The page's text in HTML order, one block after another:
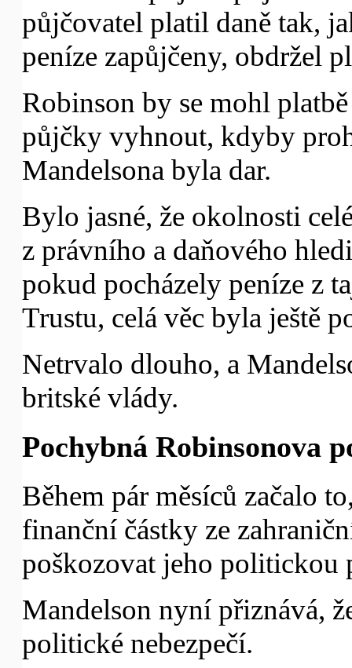
půjčovatel platil daně tak,
peníze zapůjčeny, obdržel
Robinson by se mohl
půjčky vyhnout, kdyby
Mandelsona byla dar.
Bylo jasné, že okolnosti
z právního a daňového
pokud pocházely peníze z
Trustu, celá věc byla ještě
Netrvalo dlouho, a
britské vlády.
Pochybná Robinsonova
Během pár měsíců začalo
finanční částky ze
poškozovat jeho politickou
Mandelson nyní přiznává,
politické nebezpečí.